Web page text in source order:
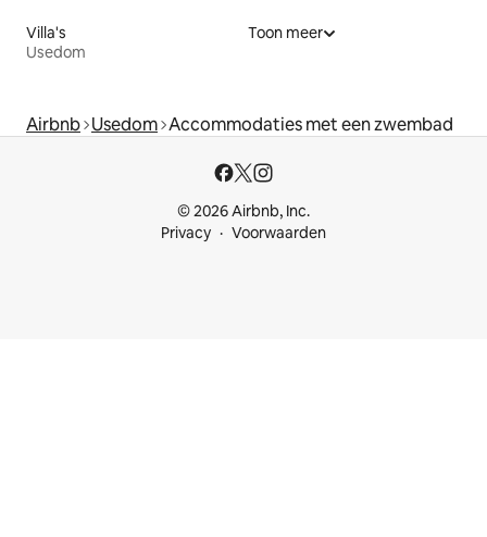
Villa's
Usedom
Toon meer
Airbnb Usedom Accommodaties met een zwembad
© 2026 Airbnb, Inc.
Privacy
Voorwaarden